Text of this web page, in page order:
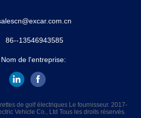
86--13546943585
Nom de l'entreprise:
de golf électriques Le fournisseur. 2017-
Vehicle Co., Ltd Tous les droits réservés.